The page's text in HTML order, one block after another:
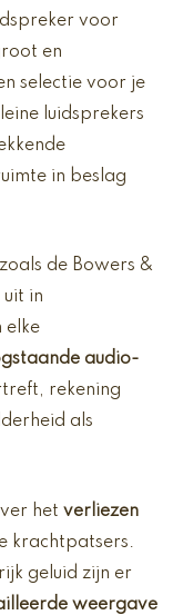
voor
en
selectie voor je
luidsprekers
in beslag
de Bowers &
uit in
elke
audio-
rekening
als
het verliezen
krachtpatsers.
geluid zijn er
weergave